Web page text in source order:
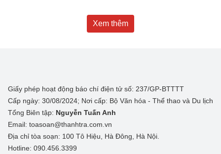
Xem thêm
Giấy phép hoạt động báo chí điện tử số: 237/GP-BTTTT
Cấp ngày: 30/08/2024; Nơi cấp: Bộ Văn hóa - Thể thao và Du lịch
Tổng Biên tập: Nguyễn Tuấn Anh
Email: toasoan@thanhtra.com.vn
Địa chỉ tòa soạn: 100 Tô Hiệu, Hà Đông, Hà Nội.
Hotline: 090.456.3399